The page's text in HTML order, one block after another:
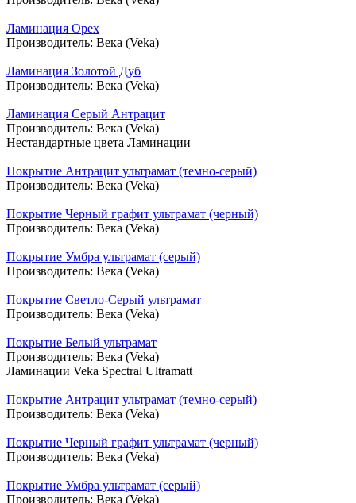
Ламинация Орех
Производитель: Века (Veka)
Ламинация Золотой Дуб
Производитель: Века (Veka)
Ламинация Серый Антрацит
Производитель: Века (Veka)
Нестандартные цвета Ламинации
Покрытие Антрацит ультрамат (темно-серый)
Производитель: Века (Veka)
Покрытие Черный графит ультрамат (черный)
Производитель: Века (Veka)
Покрытие Умбра ультрамат (серый)
Производитель: Века (Veka)
Покрытие Светло-Серый ультрамат
Производитель: Века (Veka)
Покрытие Белый ультрамат
Производитель: Века (Veka)
Ламинации Veka Spectral Ultramatt
Покрытие Антрацит ультрамат (темно-серый)
Производитель: Века (Veka)
Покрытие Черный графит ультрамат (черный)
Производитель: Века (Veka)
Покрытие Умбра ультрамат (серый)
Производитель: Века (Veka)